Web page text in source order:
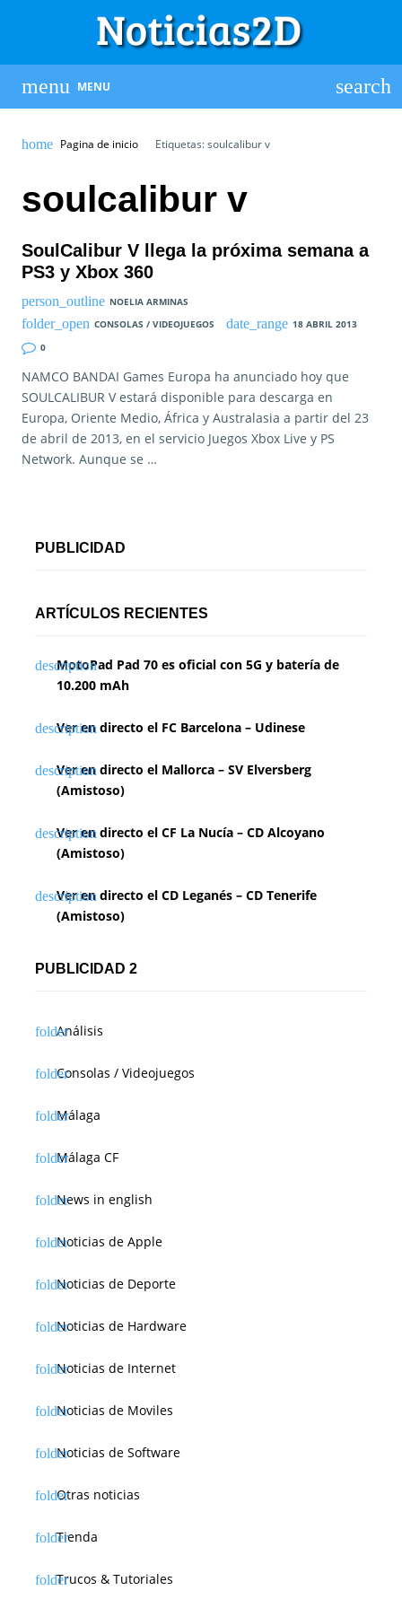
MENU
Pagina de inicio Etiquetas: soulcalibur v
soulcalibur v
SoulCalibur V llega la próxima semana a
PS3 y Xbox 360
NOELIA ARMINAS
CONSOLAS / VIDEOJUEGOS
18 ABRIL 2013
0
NAMCO BANDAI Games Europa ha anunciado hoy que
SOULCALIBUR V estará disponible para descarga en
Europa, Oriente Medio, África y Australasia a partir del 23
de abril de 2013, en el servicio Juegos Xbox Live y PS
Network. Aunque se …
PUBLICIDAD
ARTÍCULOS RECIENTES
MotoPad Pad 70 es oficial con 5G y batería de
10.200 mAh
Ver en directo el FC Barcelona – Udinese
Ver en directo el Mallorca – SV Elversberg
(Amistoso)
Ver en directo el CF La Nucía – CD Alcoyano
(Amistoso)
Ver en directo el CD Leganés – CD Tenerife
(Amistoso)
PUBLICIDAD 2
Análisis
Consolas / Videojuegos
Málaga
Málaga CF
News in english
Noticias de Apple
Noticias de Deporte
Noticias de Hardware
Noticias de Internet
Noticias de Moviles
Noticias de Software
Otras noticias
Tienda
Trucos & Tutoriales